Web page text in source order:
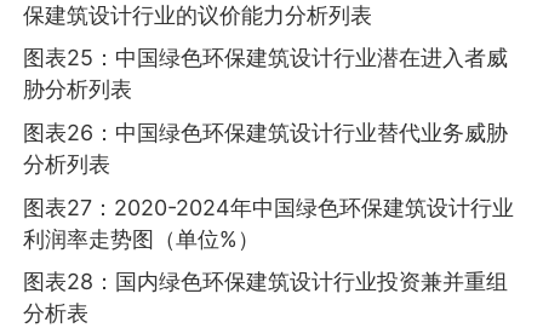
保建筑设计行业的议价能力分析列表
图表25：中国绿色环保建筑设计行业潜在进入者威
胁分析列表
图表26：中国绿色环保建筑设计行业替代业务威胁
分析列表
图表27：2020-2024年中国绿色环保建筑设计行业
利润率走势图（单位%）
图表28：国内绿色环保建筑设计行业投资兼并重组
分析表